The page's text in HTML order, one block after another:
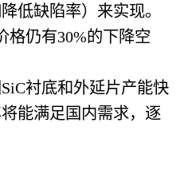
低缺陷率）来实现。
格仍有30%的下降空
衬底和外延片产能快
能满足国内需求，逐